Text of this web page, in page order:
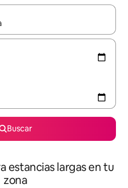
disponibles, podrás navegar
Buscar
estancias largas en tu
zona